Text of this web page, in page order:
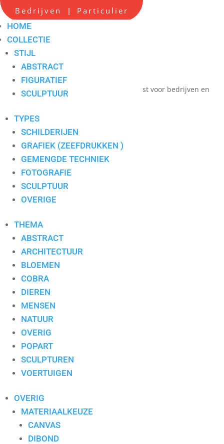
Bedrijven | Particulier
HOME
COLLECTIE
STIJL
ABSTRACT
FIGURATIEF
SCULPTUUR
TYPES
SCHILDERIJEN
GRAFIEK (ZEEFDRUKKEN )
GEMENGDE TECHNIEK
FOTOGRAFIE
SCULPTUUR
OVERIGE
THEMA
ABSTRACT
ARCHITECTUUR
BLOEMEN
COBRA
DIEREN
MENSEN
NATUUR
OVERIG
POPART
SCULPTUREN
VOERTUIGEN
OVERIG
MATERIAALKEUZE
CANVAS
DIBOND
Scherpe all-in prijzen
Hoge service op locatie
Maatwerk advies
Persoonlijk contact
één aanspreekpunt
Verkoop en verhuur van hedendaagse kunst voor bedrijven en
grijs